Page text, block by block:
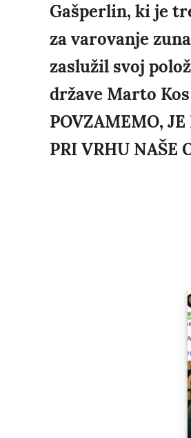
Gašperlin, ki je
za varovanje
zaslužil svoj
države Marto
POVZAMEMO,
PRI VRHU NAŠE